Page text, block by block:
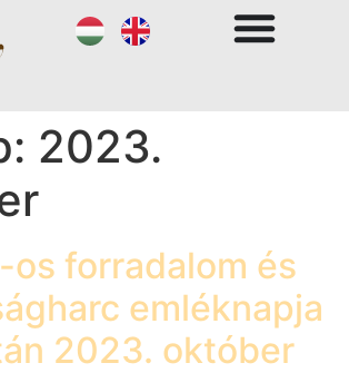
2023.
os forradalom és
emléknapja
2023. október